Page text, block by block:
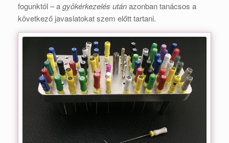
fogunktól – agyökérkezelés utánazonban tanácsos a
következő javaslatokat szem előtt tartani.